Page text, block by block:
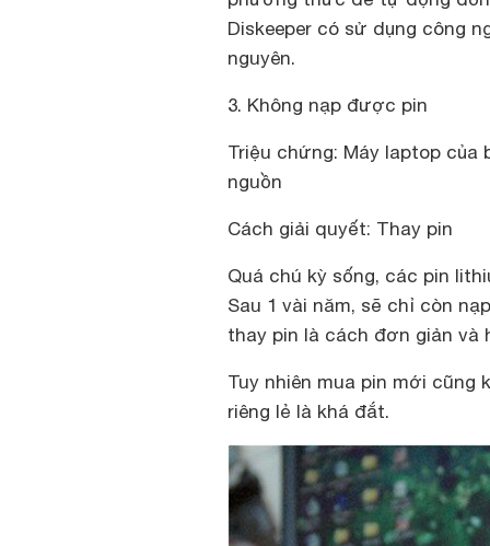
Diskeeper có sử dụng công
nguyên.
3. Không nạp được pin
Triệu chứng: Máy laptop
nguồn
Cách giải quyết: Thay pin
Quá chú kỳ sống, các pin
Sau 1 vài năm, sẽ chỉ còn
thay pin là cách đơn giản và
Tuy nhiên mua pin mới cũng
riêng lẻ là khá đắt.